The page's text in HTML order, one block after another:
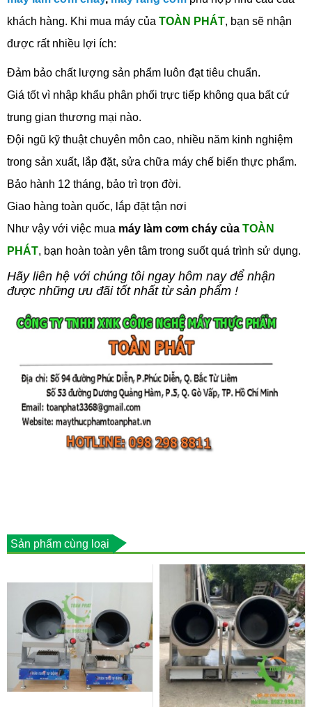
khách hàng. Khi mua máy của TOÀN PHÁT, bạn sẽ nhận
được rất nhiều lợi ích:
Đảm bảo chất lượng sản phẩm luôn đạt tiêu chuẩn.
Giá tốt vì nhập khẩu phân phối trực tiếp không qua bất cứ
trung gian thương mại nào.
Đội ngũ kỹ thuật chuyên môn cao, nhiều năm kinh nghiệm
trong sản xuất, lắp đặt, sửa chữa máy chế biến thực phẩm.
Bảo hành 12 tháng, bảo trì trọn đời.
Giao hàng toàn quốc, lắp đặt tận nơi
Như vậy với việc mua máy làm cơm cháy của TOÀN
PHÁT, bạn hoàn toàn yên tâm trong suốt quá trình sử dụng.
Hãy liên hệ với chúng tôi ngay hôm nay để nhận
được những ưu đãi tốt nhất từ sản phẩm !
Sản phẩm cùng loại